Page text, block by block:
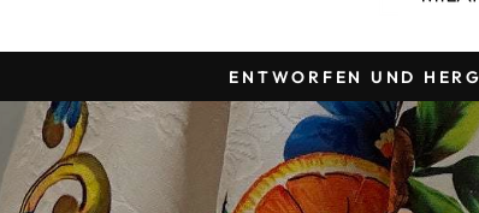
ENTWORFEN UND